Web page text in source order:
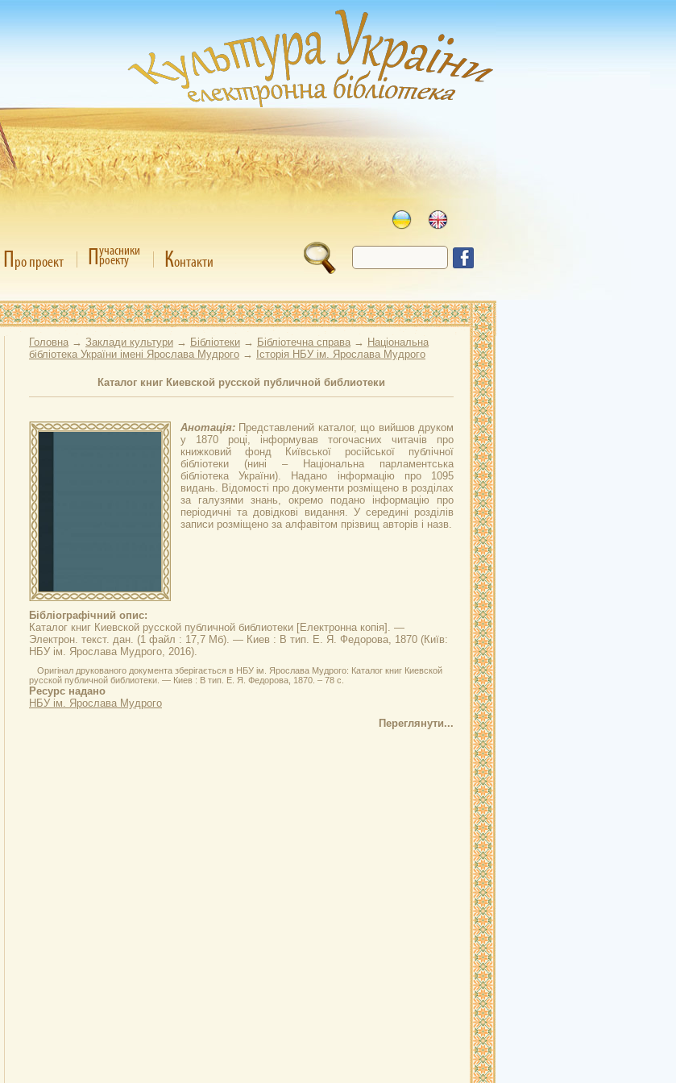
Про проект Пучасники
роекту Контакти
Головна → Заклади культури → Бібліотеки → Бібліотечна справа → Національна
бібліотека України імені Ярослава Мудрого → Історія НБУ ім. Ярослава Мудрого
Каталог книг Киевской русской публичной библиотеки
Анотація: Представлений каталог, що вийшов друком
у 1870 році, інформував тогочасних читачів про
книжковий фонд Київської російської публічної
бібліотеки (нині – Національна парламентська
бібліотека України). Надано інформацію про 1095
видань. Відомості про документи розміщено в розділах
за галузями знань, окремо подано інформацію про
періодичні та довідкові видання. У середині розділів
записи розміщено за алфавітом прізвищ авторів і назв.
Бібліографічний опис:
Каталог книг Киевской русской публичной библиотеки [Електронна копія]. —
Электрон. текст. дан. (1 файл : 17,7 Мб). — Киев : В тип. Е. Я. Федорова, 1870 (Київ:
НБУ ім. Ярослава Мудрого, 2016).
Оригінал друкованого документа зберігається в НБУ ім. Ярослава Мудрого: Каталог книг Киевской
русской публичной библиотеки. — Киев : В тип. Е. Я. Федорова, 1870. – 78 с.
Ресурс надано
НБУ ім. Ярослава Мудрого
Переглянути...